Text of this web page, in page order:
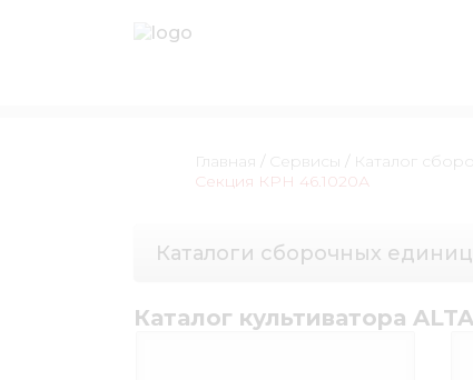
Главная / Сервисы / Каталог
Секция КРН 46.1020А
Каталоги сборочных единиц
Каталог культиватора